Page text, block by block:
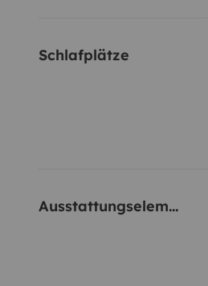
Schlafplätze
Ausstattungselemente